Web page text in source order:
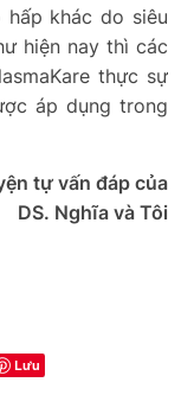
hấp khác do siêu
hiện nay thì các
thực sự
áp dụng trong
tự vấn đáp của
DS. Nghĩa và Tôi
Lưu